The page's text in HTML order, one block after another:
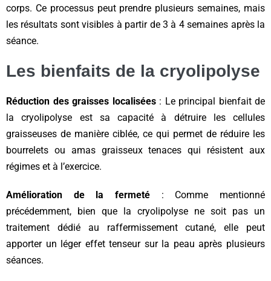
corps. Ce processus peut prendre plusieurs semaines, mais
les résultats sont visibles à partir de 3 à 4 semaines après la
séance.
Les bienfaits de la cryolipolyse
Réduction des graisses localisées: Le principal bienfait de
la cryolipolyse est sa capacité à détruire les cellules
graisseuses de manière ciblée, ce qui permet de réduire les
bourrelets ou amas graisseux tenaces qui résistent aux
régimes et à l’exercice.
Amélioration de la fermeté : Comme mentionné
précédemment, bien que la cryolipolyse ne soit pas un
traitement dédié au raffermissement cutané, elle peut
apporter un léger effet tenseur sur la peau après plusieurs
séances.